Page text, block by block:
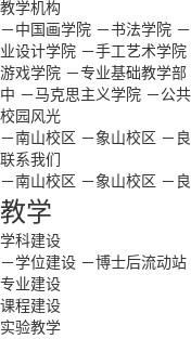
教学机构
－中国画学院 －书法学院
业设计学院 －手工艺术学院
游戏学院 －专业基础教学部
中 －马克思主义学院 －公
校园风光
－南山校区 －象山校区 －
联系我们
－南山校区 －象山校区 －
教学
学科建设
－学位建设 －博士后流动站
专业建设
课程建设
实验教学